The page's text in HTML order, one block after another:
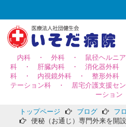
内科 ・ 外科 ・ 鼠径ヘルニ
科 ・ 肝臓内科 ・ 消化器外科
科 ・ 内視鏡外科 ・ 整形外科
テーション科 ・ 居宅介護支援セ
ーション
トップページ ブログ
フ
便秘（お通じ）専門外来を開